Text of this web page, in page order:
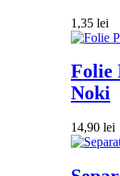
1,35 lei
Folie
Noki
14,90 lei